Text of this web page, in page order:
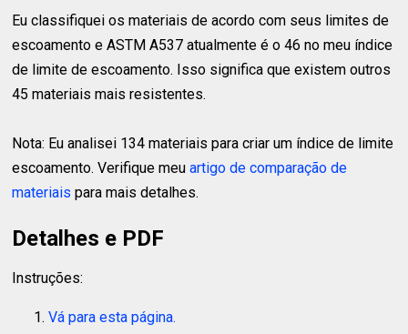
Eu classifiquei os materiais de acordo com seus limites de
escoamento e ASTM A537 atualmente é o 46 no meu índice
de limite de escoamento. Isso significa que existem outros
45 materiais mais resistentes.
Nota: Eu analisei 134 materiais para criar um índice de limite
escoamento. Verifique meuartigo de comparação de
materiais para mais detalhes.
Detalhes e PDF
Instruções:
Vá para esta página.